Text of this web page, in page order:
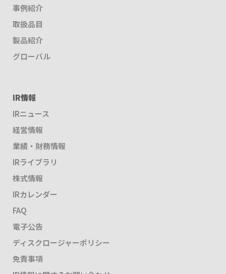
事例紹介
取扱品目
製品紹介
グローバル
IR情報
IRニュース
経営情報
業績・財務情報
IRライブラリ
株式情報
IRカレンダー
FAQ
電子公告
ディスクロージャーポリシー
免責事項